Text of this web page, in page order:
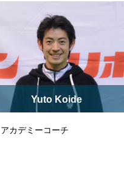
Yuto Koide
アカデミーコーチ